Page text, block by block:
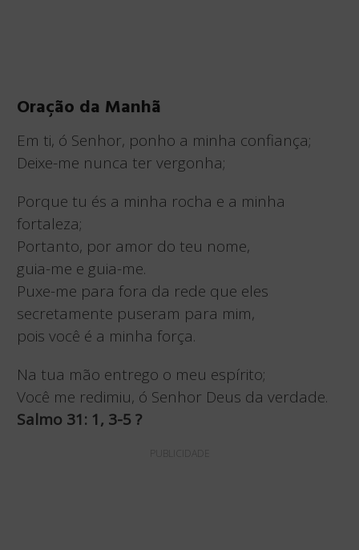
Oração da Manhã
Em ti, ó Senhor, ponho a minha confiança;
Deixe-me nunca ter vergonha;
Porque tu és a minha rocha e a minha
fortaleza;
Portanto, por amor do teu nome,
guia-me e guia-me.
Puxe-me para fora da rede que eles
secretamente puseram para mim,
pois você é a minha força.
Na tua mão entrego o meu espírito;
Você me redimiu, ó Senhor Deus da verdade.
Salmo 31: 1, 3-5?
PUBLICIDADE